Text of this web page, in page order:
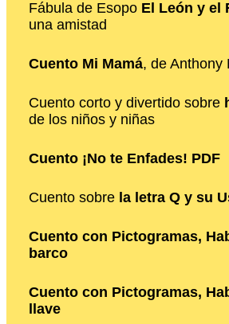
Fábula de Esopo El León y el
una amistad
Cuento Mi Mamá, de Anthony
Cuento corto y divertido sobre
de los niños y niñas
Cuento ¡No te Enfades! PDF
Cuento sobre la letra Q y su
Cuento con Pictogramas,
barco
Cuento con Pictogramas,
llave